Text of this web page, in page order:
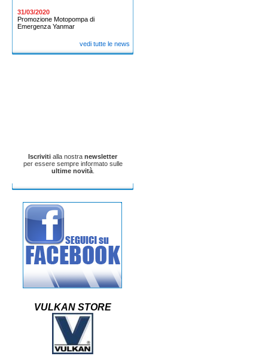
31/03/2020
Promozione Motopompa di
Emergenza Yanmar
vedi tutte le news
Iscriviti alla nostra newsletter
per essere sempre informato sulle
ultime novità.
VULKAN STORE